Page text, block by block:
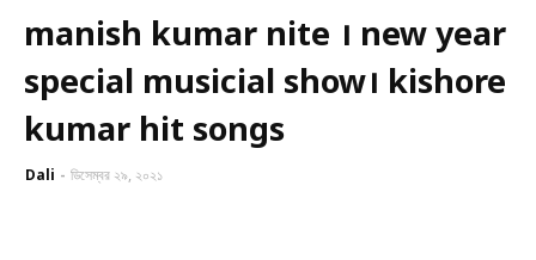
manish kumar nite । new year
special musicial show। kishore
kumar hit songs
Dali ডিসেম্বর ২৯, ২০২১